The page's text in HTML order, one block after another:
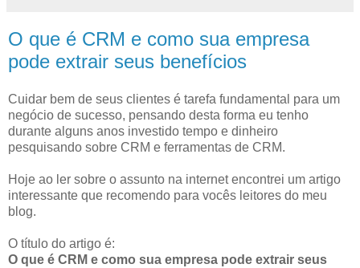
O que é CRM e como sua empresa
pode extrair seus benefícios
Cuidar bem de seus clientes é tarefa fundamental para um
negócio de sucesso, pensando desta forma eu tenho
durante alguns anos investido tempo e dinheiro
pesquisando sobre CRM e ferramentas de CRM.
Hoje ao ler sobre o assunto na internet encontrei um artigo
interessante que recomendo para vocês leitores do meu
blog.
O título do artigo é:
O que é CRM e como sua empresa pode extrair seus